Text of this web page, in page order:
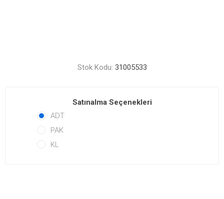
Stok Kodu: 31005533
Satınalma Seçenekleri
ADT
PAK
KL